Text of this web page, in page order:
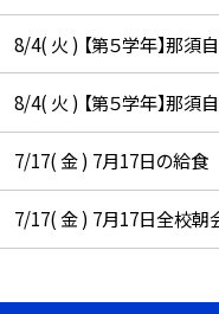
8/4( 火 ) 【第５学年】那須
8/4( 火 ) 【第５学年】那須
7/17( 金 ) 7月17日の給食
7/17( 金 ) 7月17日全校朝